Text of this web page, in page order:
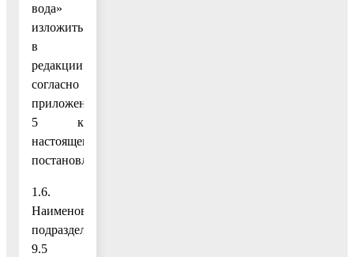
вода»
изложить
в
редакции
согласно
приложению
5 к
настоящему
постановлению;
1.6.
Наименование
подраздела
9.5